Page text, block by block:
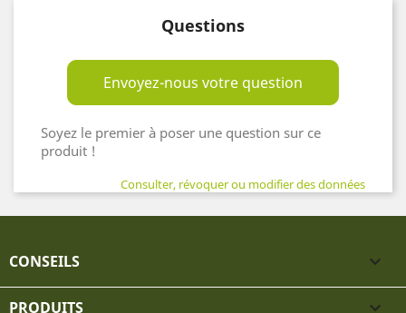
Questions
Envoyez-nous votre question
Soyez le premier à poser une question sur ce
produit !
Consulter, révoquer ou modifier des données
CONSEILS 
PRODUITS 